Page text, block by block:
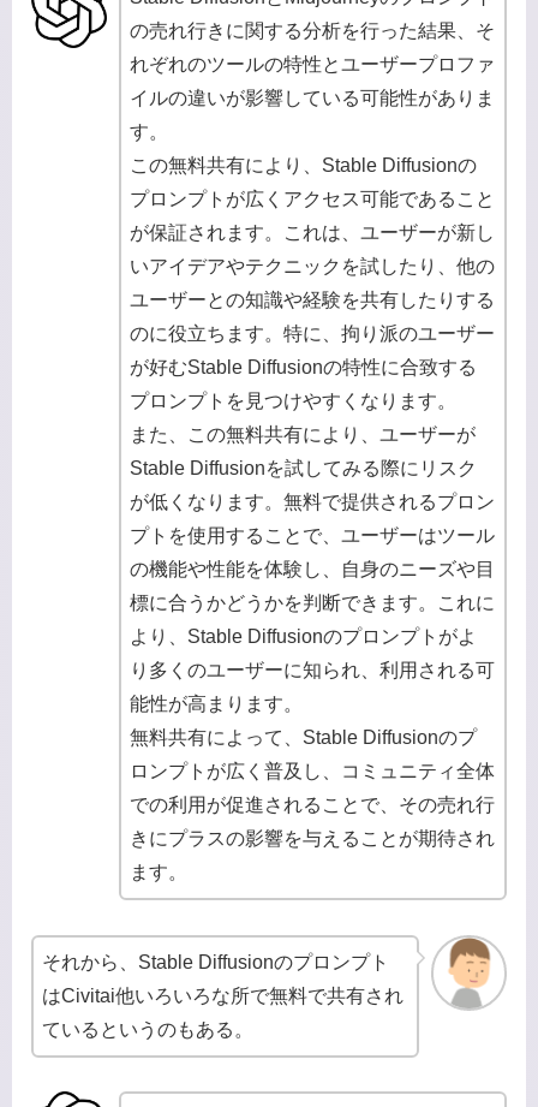
の売れ行きに関する分析を行った結果、そ
れぞれのツールの特性とユーザープロファ
イルの違いが影響している可能性がありま
す。
この無料共有により、Stable Diffusionの
プロンプトが広くアクセス可能であること
が保証されます。これは、ユーザーが新し
いアイデアやテクニックを試したり、他の
ユーザーとの知識や経験を共有したりする
のに役立ちます。特に、拘り派のユーザー
が好むStable Diffusionの特性に合致する
プロンプトを見つけやすくなります。
また、この無料共有により、ユーザーが
Stable Diffusionを試してみる際にリスク
が低くなります。無料で提供されるプロン
プトを使用することで、ユーザーはツール
の機能や性能を体験し、自身のニーズや目
標に合うかどうかを判断できます。これに
より、Stable Diffusionのプロンプトがよ
り多くのユーザーに知られ、利用される可
能性が高まります。
無料共有によって、Stable Diffusionのプ
ロンプトが広く普及し、コミュニティ全体
での利用が促進されることで、その売れ行
きにプラスの影響を与えることが期待され
ます。
それから、Stable Diffusionのプロンプト
はCivitai他いろいろな所で無料で共有され
ているというのもある。